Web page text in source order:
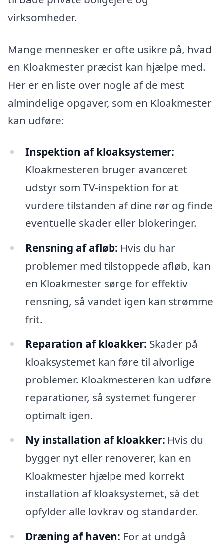
virksomheder.
Mange mennesker er ofte usikre på, hvad
en Kloakmester præcist kan hjælpe med.
Her er en liste over nogle af de mest
almindelige opgaver, som en Kloakmester
kan udføre:
Inspektion af kloaksystemer:
Kloakmesteren bruger avanceret
udstyr som TV-inspektion for at
vurdere tilstanden af dine rør og finde
eventuelle skader eller blokeringer.
Rensning af afløb: Hvis du har
problemer med tilstoppede afløb, kan
en Kloakmester sørge for effektiv
rensning, så vandet igen kan strømme
frit.
Reparation af kloakker: Skader på
kloaksystemet kan føre til alvorlige
problemer. Kloakmesteren kan udføre
reparationer, så systemet fungerer
optimalt igen.
Ny installation af kloakker: Hvis du
bygger nyt eller renoverer, kan en
Kloakmester hjælpe med korrekt
installation af kloaksystemet, så det
opfylder alle lovkrav og standarder.
Dræning af haven: For at undgå